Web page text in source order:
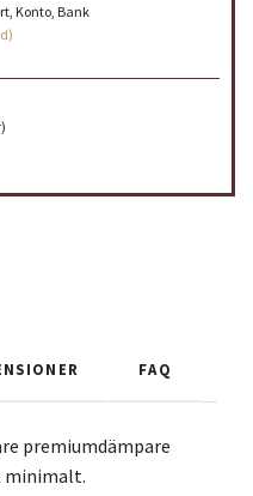
Konto, Bank
FAQ
premiumdämpare
minimalt.